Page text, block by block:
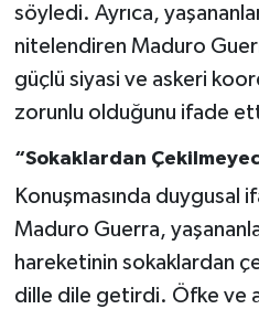
söyledi. Ayrıca,
nitelendiren Maduro
güçlü siyasi ve askeri
zorunlu olduğunu ifade
“Sokaklardan
Konuşmasında duygusal
Maduro Guerra,
hareketinin sokaklardan
dille dile getirdi. Öfke ve